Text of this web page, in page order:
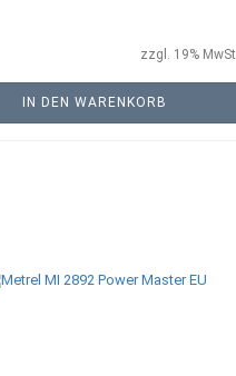
zzgl. 19%
IN DEN WARENKORB